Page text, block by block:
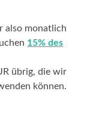
also monatlich
15% des
übrig, die wir
können.